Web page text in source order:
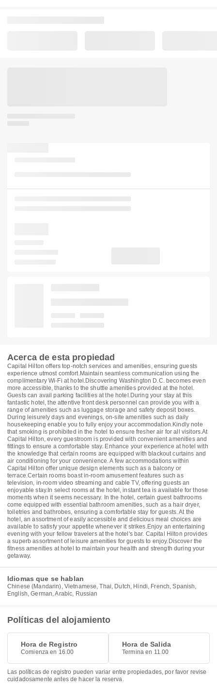
Acerca de esta propiedad
Capital Hilton offers top-notch services and amenities, ensuring guests
experience utmost comfort.Maintain seamless communication using the
complimentary Wi-Fi at hotel.Discovering Washington D.C. becomes even
more accessible, thanks to the shuttle amenities provided at the hotel.
Guests can avail parking facilities at the hotel.During your stay at this
fantastic hotel, the attentive front desk personnel can provide you with a
range of amenities such as luggage storage and safety deposit boxes.
During leisurely days and evenings, on-site amenities such as daily
housekeeping enable you to fully enjoy your accommodation.Kindly note
that smoking is prohibited in the hotel to ensure fresher air for all visitors.At
Capital Hilton, every guestroom is provided with convenient amenities and
fittings to ensure a comfortable stay. Enhance your experience at hotel with
the knowledge that certain rooms are equipped with blackout curtains and
air conditioning for your convenience. A few accommodations within
Capital Hilton offer unique design elements such as a balcony or
terrace.Certain rooms boast in-room amusement features such as
television, in-room video streaming and cable TV, offering guests an
enjoyable stay.In select rooms at the hotel, instant tea is available for those
moments when it seems necessary. In the hotel, certain guest bathrooms
come equipped with essential bathroom amenities, such as a hair dryer,
toiletries and bathrobes, ensuring a comfortable stay for guests. At the
hotel, an assortment of easily accessible and delicious meal choices are
available to satisfy your appetite whenever it strikes.Enjoy an entertaining
evening with your fellow travelers at the hotel's bar. Capital Hilton provides
a superb assortment of leisure amenities for guests to enjoy.Discover the
fitness amenities at hotel to maintain your health and strength during your
getaway.
Idiomas que se hablan
Chinese (Mandarin), Vietnamese, Thai, Dutch, Hindi, French, Spanish,
English, German, Arabic, Russian
Políticas del alojamiento
Hora de Registro
Comienza en 16.00
Hora de Salida
Termina en 11.00
Las políticas de registro pueden variar entre propiedades, por favor revise
cuidadosamente antes de hacer la reserva.